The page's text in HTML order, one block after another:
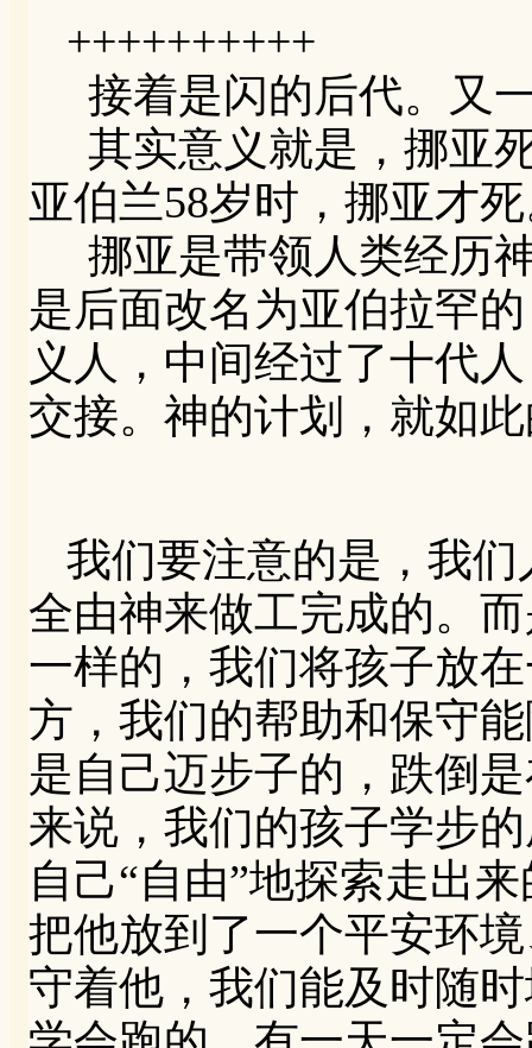
++++++++++
接着是闪的后代。又
其实意义就是，挪亚
亚伯兰58岁时，挪亚才
挪亚是带领人类经历
是后面改名为亚伯拉罕
义人，中间经过了十代
交接。神的计划，就如
我们要注意的是，我
全由神来做工完成的。
一样的，我们将孩子放
方，我们的帮助和保守
是自己迈步子的，跌倒
来说，我们的孩子学步
自己“自由”地探索走出
把他放到了一个平安环
守着他，我们能及时随